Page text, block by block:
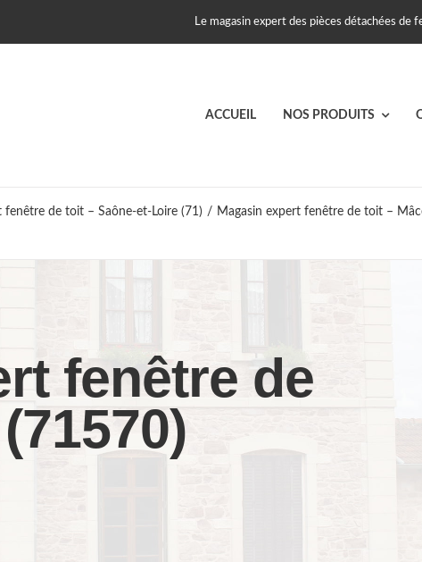
Le magasin expert des pièces détachées de
ACCUEIL NOS PRODUITS
fenêtre de toit – Saône-et-Loire (71) / Magasin expert fenêtre de toit –
fenêtre de